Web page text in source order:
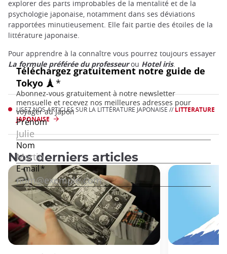
explorer des parts improbables de la mentalité et de la
psychologie japonaise, notamment dans ses déviations
rapportées minutieusement. Elle fait partie des étoiles de la
littérature japonaise.
Pour apprendre à la connaître vous pourrez toujours essayer
La formule préférée du professeurou Hotel iris.
LISEZ NOS ARTICLES SUR LA LITTÉRATURE JAPONAISE // LITTERATURE
JAPONAISE
Nos derniers articles